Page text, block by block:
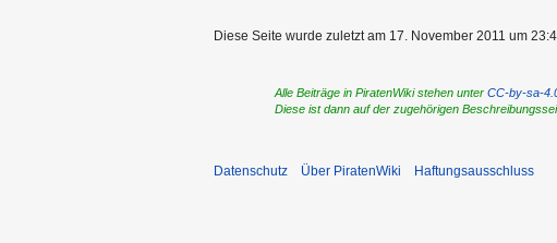
Diese Seite wurde zuletzt am 17. November 2011 um
Alle Beiträge in PiratenWiki stehen unterCC-by-sa-
Diese ist dann auf der zugehörigen
Datenschutz Über PiratenWiki Haftungsausschluss